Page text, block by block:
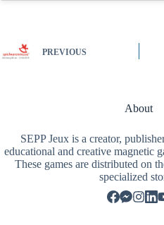
PREVIOUS
About
SEPP Jeux is a creator,
educational and creative magnetic
These games are distributed on
specialized